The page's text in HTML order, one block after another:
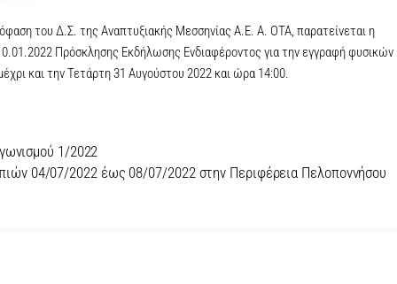
του Δ.Σ. της Αναπτυξιακής Μεσσηνίας Α.Ε. Α. ΟΤΑ, παρατείνεται η
Πρόσκλησης Εκδήλωσης Ενδιαφέροντος για την εγγραφή φυσικών
και την Τετάρτη 31 Αυγούστου 2022 και ώρα 14:00.
1/2022
04/07/2022 έως 08/07/2022 στην Περιφέρεια Πελοποννήσου